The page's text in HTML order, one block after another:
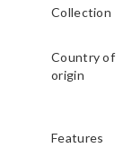
Collection
Country of
origin
Features